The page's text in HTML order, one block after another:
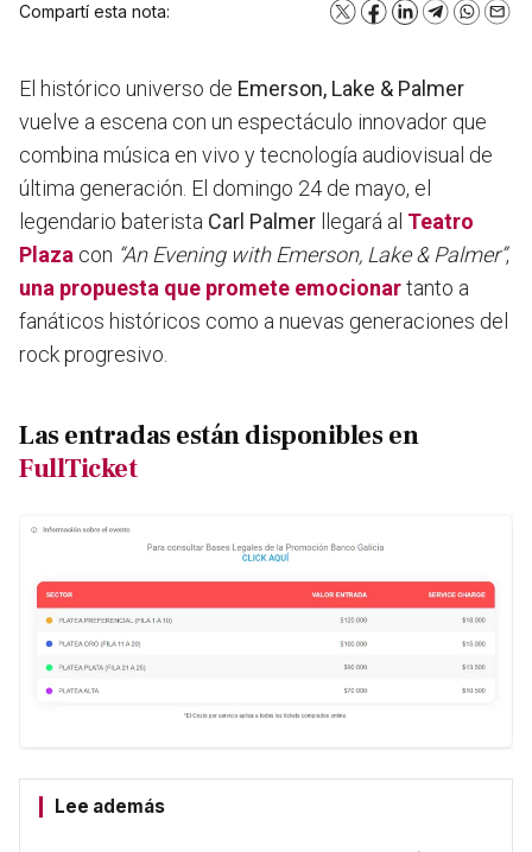
Compartí esta nota: X Facebook
LinkedInTelegram
El histórico universo de Emerson, Lake & Palmer
vuelve a escena con un espectáculo innovador que
combina música en vivo y tecnología audiovisual de
última generación. El domingo 24 de mayo, el
legendario baterista Carl Palmer llegará al Teatro
Plaza con “An Evening with Emerson, Lake & Palmer”,
una propuesta que promete emocionartanto a
fanáticos históricos como a nuevas generaciones del
rock progresivo.
Las entradas están disponibles en
FullTicket
Lee además